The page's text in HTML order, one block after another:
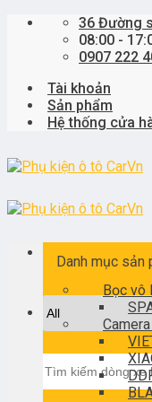
Skip
36 Đường
08:00 -
0907 222
Tài khoản
Sản phẩm
Hệ thống cửa
kiếm:
Danh mục sản
Bọc vô